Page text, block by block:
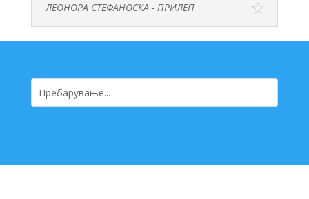
ЛЕОНОРА СТЕФАНОСКА - ПРИЛЕП